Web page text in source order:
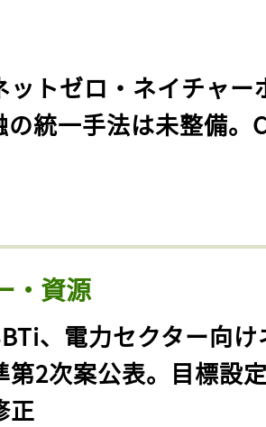
ットゼロ・ネイチャー
の統一手法は未整備。
・資源
、電力セクター向
第2次案公表。目標設
正